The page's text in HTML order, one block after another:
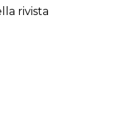
rivista